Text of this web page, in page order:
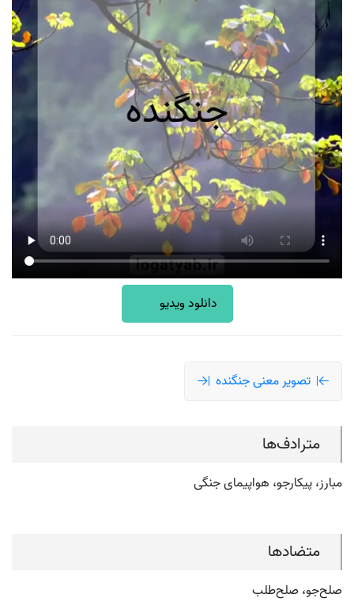
دانلود ویدیو
تصویر معنی جنگنده
مترادف‌ها
مبارز، پیکارجو، هواپیمای جنگی
متضادها
صلح‌جو، صلح‌طلب